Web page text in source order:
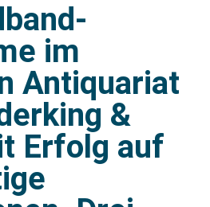
im
Antiquariat
&
Erfolg auf